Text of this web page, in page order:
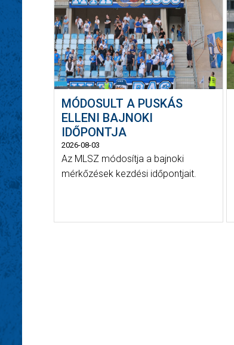
MÓDOSULT A PUSKÁS
ELLENI BAJNOKI
IDŐPONTJA
2026-08-03
Az MLSZ módosítja a bajnoki
mérkőzések kezdési időpontjait.